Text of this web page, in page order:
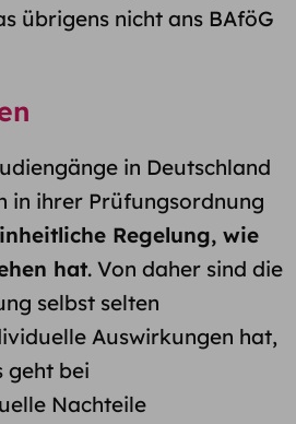
übrigens nicht ans BAföG
in Deutschland
in ihrer Prüfungsordnung
Regelung, wie
hat. Von daher sind die
selbst selten
Auswirkungen hat,
geht bei
Nachteile